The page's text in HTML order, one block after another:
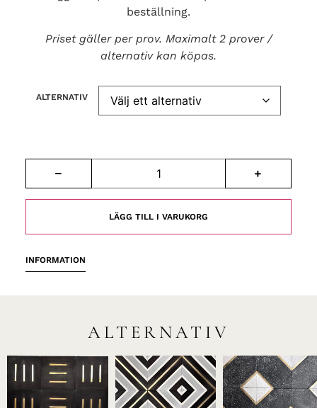
beställning.
Priset gäller per prov. Maximalt 2 prover /
alternativ kan köpas.
ALTERNATIV
LÄGG TILL I VARUKORG
INFORMATION
ALTERNATIV